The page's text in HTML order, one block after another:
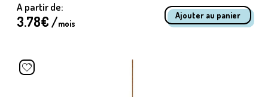
A partir de:
3.78€ /mois